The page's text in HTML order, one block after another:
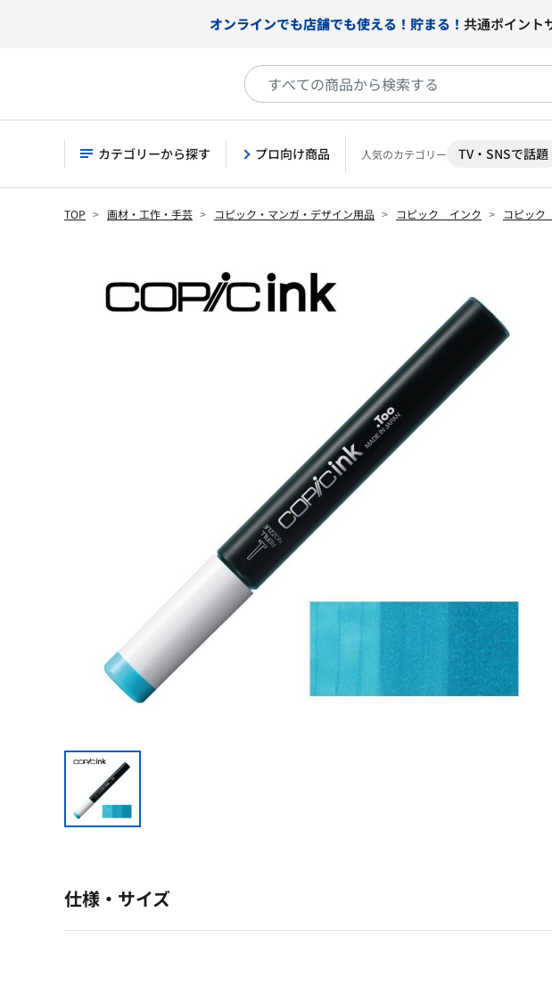
オンラインでも店舗でも使える！貯まる！ 共通ポイント
カテゴリーから探す プロ向け商品 人気のカテゴリー TV・SNSで話題
TOP 画材・工作・手芸 コピック・マンガ・デザイン用品 コピック インク コピッ
仕様・サイズ